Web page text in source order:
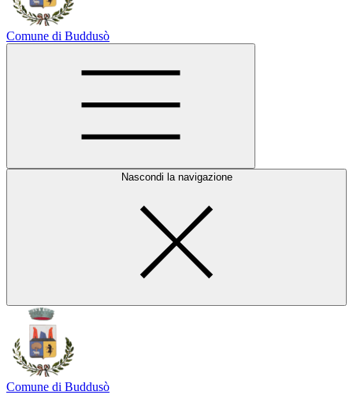
Comune di Buddusò
Nascondi la navigazione
Comune di Buddusò